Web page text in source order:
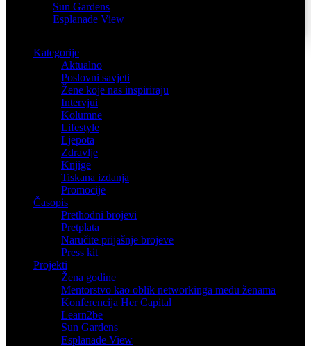
Sun Gardens
Esplanade View
Kategorije
Aktualno
Poslovni savjeti
Žene koje nas inspiriraju
Intervjui
Kolumne
Lifestyle
Ljepota
Zdravlje
Knjige
Tiskana izdanja
Promocije
Časopis
Prethodni brojevi
Pretplata
Naručite prijašnje brojeve
Press kit
Projekti
Žena godine
Mentorstvo kao oblik networkinga među ženama
Konferencija Her Capital
Learn2be
Sun Gardens
Esplanade View